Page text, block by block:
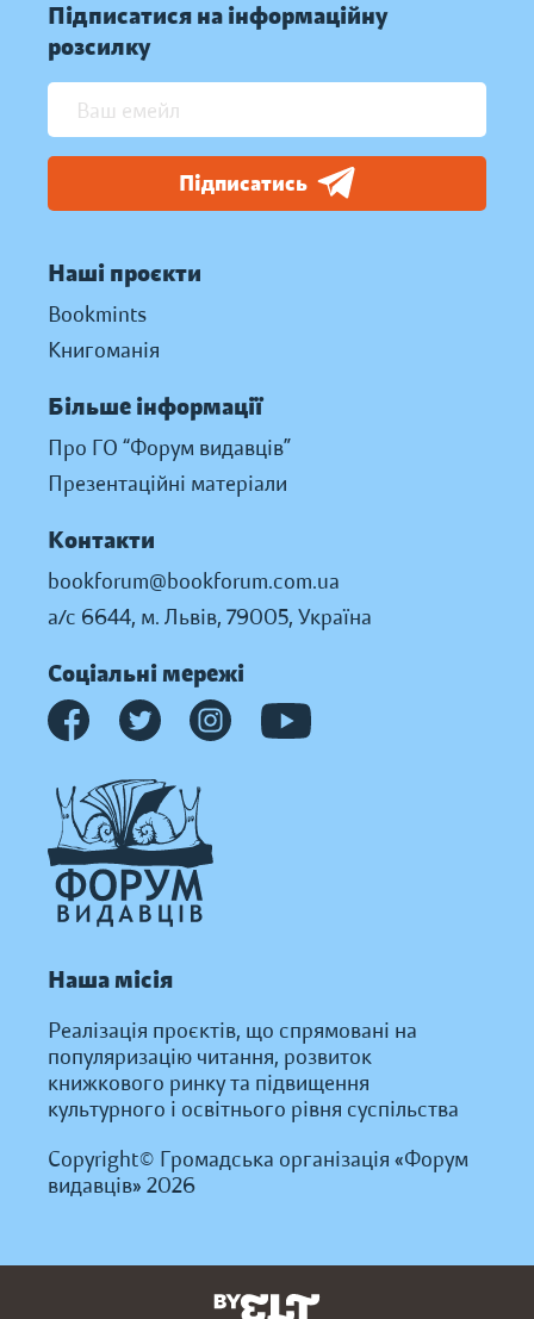
Підписатися на інформаційну
розсилку
Підписатись
Наші проєкти
Bookmints
Книгоманія
Більше інформації
Про ГО “Форум видавців”
Презентаційні матеріали
Контакти
bookforum@bookforum.com.ua
а/с 6644, м. Львів, 79005, Україна
Соціальні мережі
Наша місія
Реалізація проєктів, що спрямовані на
популяризацію читання, розвиток
книжкового ринку та підвищення
культурного і освітнього рівня суспільства
Copyright© Громадська організація «Форум
видавців» 2026